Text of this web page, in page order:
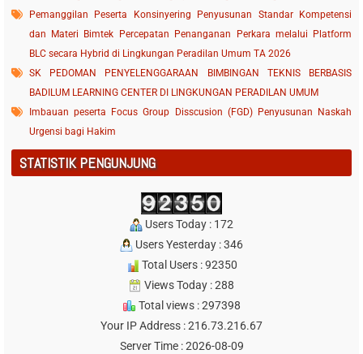
Pemanggilan Peserta Konsinyering Penyusunan Standar Kompetensi
dan Materi Bimtek Percepatan Penanganan Perkara melalui Platform
BLC secara Hybrid di Lingkungan Peradilan Umum TA 2026
SK PEDOMAN PENYELENGGARAAN BIMBINGAN TEKNIS BERBASIS
BADILUM LEARNING CENTER DI LINGKUNGAN PERADILAN UMUM
Imbauan peserta Focus Group Disscusion (FGD) Penyusunan Naskah
Urgensi bagi Hakim
STATISTIK PENGUNJUNG
Users Today : 172
Users Yesterday : 346
Total Users : 92350
Views Today : 288
Total views : 297398
Your IP Address : 216.73.216.67
Server Time : 2026-08-09